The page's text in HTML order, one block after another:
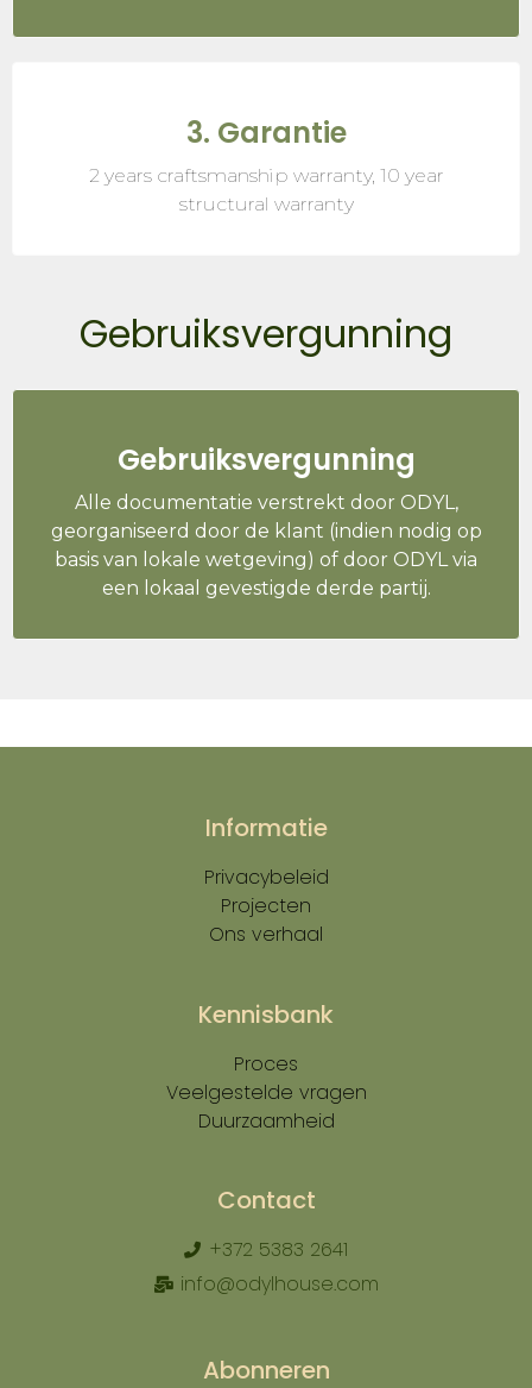
3. Garantie
2 years craftsmanship warranty, 10 year
structural warranty
Gebruiksvergunning
Gebruiksvergunning
Alle documentatie verstrekt door ODYL,
georganiseerd door de klant (indien nodig op
basis van lokale wetgeving) of door ODYL via
een lokaal gevestigde derde partij.
Informatie
Privacybeleid
Projecten
Ons verhaal
Kennisbank
Proces
Veelgestelde vragen
Duurzaamheid
Contact
​+372 5383 2641
info@odylhouse.com
Abonneren